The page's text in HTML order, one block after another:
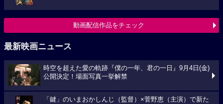
動画配信作品をチェック
最新映画ニュース
時空を超えた愛の軌跡『僕の一年、君の一日』9月4日(金)
公開決定！場面写真一挙解禁
「鍵」のいまおかしんじ（監督）×菅野恵（主演）で新た